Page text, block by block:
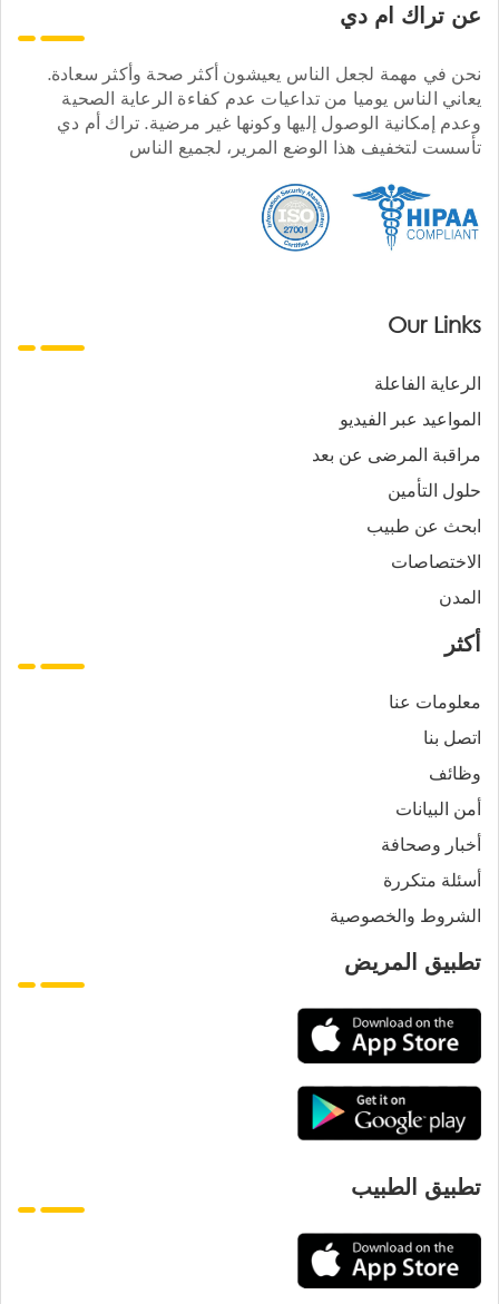
عن تراك ام دي
نحن في مهمة لجعل الناس يعيشون أكثر صحة وأكثر سعادة.
يعاني الناس يوميا من تداعيات عدم كفاءة الرعاية الصحية
وعدم إمكانية الوصول إليها وكونها غير مرضية. تراك أم دي
تأسست لتخفيف هذا الوضع المرير، لجميع الناس
Our Links
الرعاية الفاعلة
المواعيد عبر الفيديو
مراقبة المرضى عن بعد
حلول التأمين
ابحث عن طبيب
الاختصاصات
المدن
أكثر
معلومات عنا
اتصل بنا
وظائف
أمن البيانات
أخبار وصحافة
أسئلة متكررة
الشروط والخصوصية
تطبيق المريض
تطبيق الطبيب